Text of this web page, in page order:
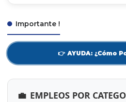
Importante !
👉 AYUDA: ¿Cómo
💼 EMPLEOS POR